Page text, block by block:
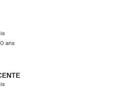
ans